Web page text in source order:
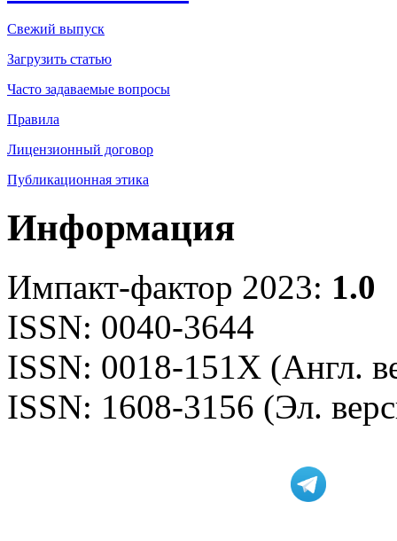
Свежий выпуск
Загрузить статью
Часто задаваемые вопросы
Правила
Лицензионный договор
Публикационная этика
Информация
Импакт-фактор 2023: 1.0
ISSN: 0040-3644
ISSN: 0018-151X (Англ.
ISSN: 1608-3156 (Эл.